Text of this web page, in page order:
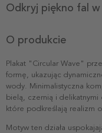
Odkryj piękno fal
O produkcie
Plakat "Circular Wave"
formę, ukazując
wody. Minimalistyczna
bielą, czernią i
które podkreślają realizm
Motyw ten działa